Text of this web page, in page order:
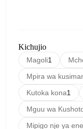
Kichujio
Magoli1
Mpira wa
Kutoka kona1
Mguu wa
Mipigo nje ya